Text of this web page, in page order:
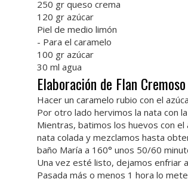
250 gr queso crema
120 gr azúcar
Piel de medio limón
- Para el caramelo
100 gr azúcar
30 ml agua
Elaboración de Flan
Hacer un caramelo rubio con el
Por otro lado hervimos la nata con
Mientras, batimos los huevos con
nata colada y mezclamos hasta
baño María a 160° unos 50/60
Una vez esté listo, dejamos enfriar
Pasada más o menos 1 hora lo